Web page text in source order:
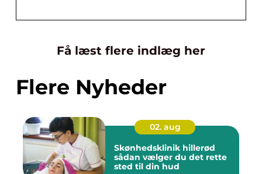
Få læst flere indlæg her
Flere Nyheder
02. aug
Skønhedsklinik hillerød
sådan vælger du det rette
sted til din hud